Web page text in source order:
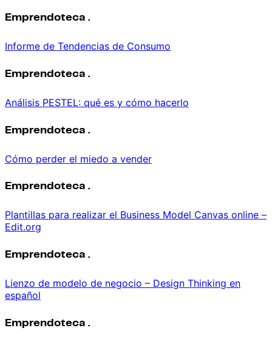
Emprendoteca .
Informe de Tendencias de Consumo
Emprendoteca .
Análisis PESTEL: qué es y cómo hacerlo
Emprendoteca .
Cómo perder el miedo a vender
Emprendoteca .
Plantillas para realizar el Business Model Canvas online –
Edit.org
Emprendoteca .
Lienzo de modelo de negocio – Design Thinking en
español
Emprendoteca .